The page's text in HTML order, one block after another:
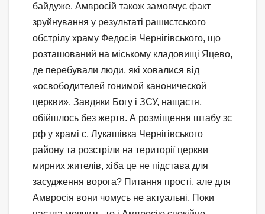
байдуже. Амвросій також замовчує факт
зруйнування у результаті рашистського
обстрілу храму Федосія Чернігівського, що
розташований на міському кладовищі Яцево,
де перебували люди, які ховалися від
«освободителей гонимой канонической
церкви». Завдяки Богу і ЗСУ, нащастя,
обійшлось без жертв. А розміщення штабу зс
рф у храмі с. Лукашівка Чернігівського
району та розстріли на території церкви
мирних жителів, хіба це не підстава для
засудження ворога? Питання прості, але для
Амвросія вони чомусь не актуальні. Поки